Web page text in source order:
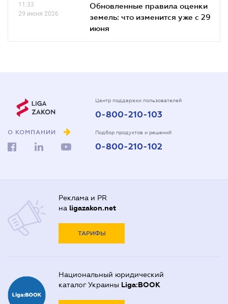
11.33
29 июня 2026
Обновленные правила оценки
земель: что изменится уже с 29
июня
О КОМПАНИИ
Центр поддержки пользователей
0-800-210-103
Подбор продуктов и решений
0-800-210-102
Реклама и PR
на ligazakon.net
ТАРИФЫ
Национальный юридический
каталог Украины Liga:BOOK